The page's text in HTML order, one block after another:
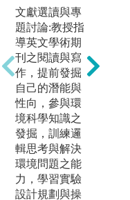
系在實驗分析
課與實作相關
的部分課程鼓
勵同學以小組
的方式進行報
告與討論，使
同學間能學習
互相溝通並培
養協調合作之
能力。
版權:本系學生
攝
文獻選讀與專
題討論:教授指
導英文學術期
刊之閱讀與寫
作，提前發掘
自己的潛能與
性向，參與環
境科學知識之
發掘，訓練邏
輯思考與解決
環境問題之能
力，學習實驗
設計規劃與操